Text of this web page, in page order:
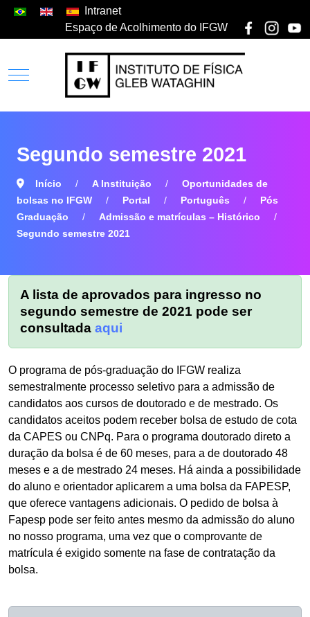
Intranet
Espaço de Acolhimento do IFGW
Segundo semestre 2021
Início A Instituição
Oportunidades de
bolsas no IFGW
Portal Português
Pós
Graduação
Admissão e matrículas – Histórico
Segundo semestre 2021
A lista de aprovados para ingresso no
segundo semestre de 2021 pode ser
consultada aqui
O programa de pós-graduação do IFGW realiza
semestralmente processo seletivo para a admissão de
candidatos aos cursos de doutorado e de mestrado. Os
candidatos aceitos podem receber bolsa de estudo de cota
da CAPES ou CNPq. Para o programa doutorado direto a
duração da bolsa é de 60 meses, para a de doutorado 48
meses e a de mestrado 24 meses. Há ainda a possibilidade
do aluno e orientador aplicarem a uma bolsa da FAPESP,
que oferece vantagens adicionais. O pedido de bolsa à
Fapesp pode ser feito antes mesmo da admissão do aluno
no nosso programa, uma vez que o comprovante de
matrícula é exigido somente na fase de contratação da
bolsa.